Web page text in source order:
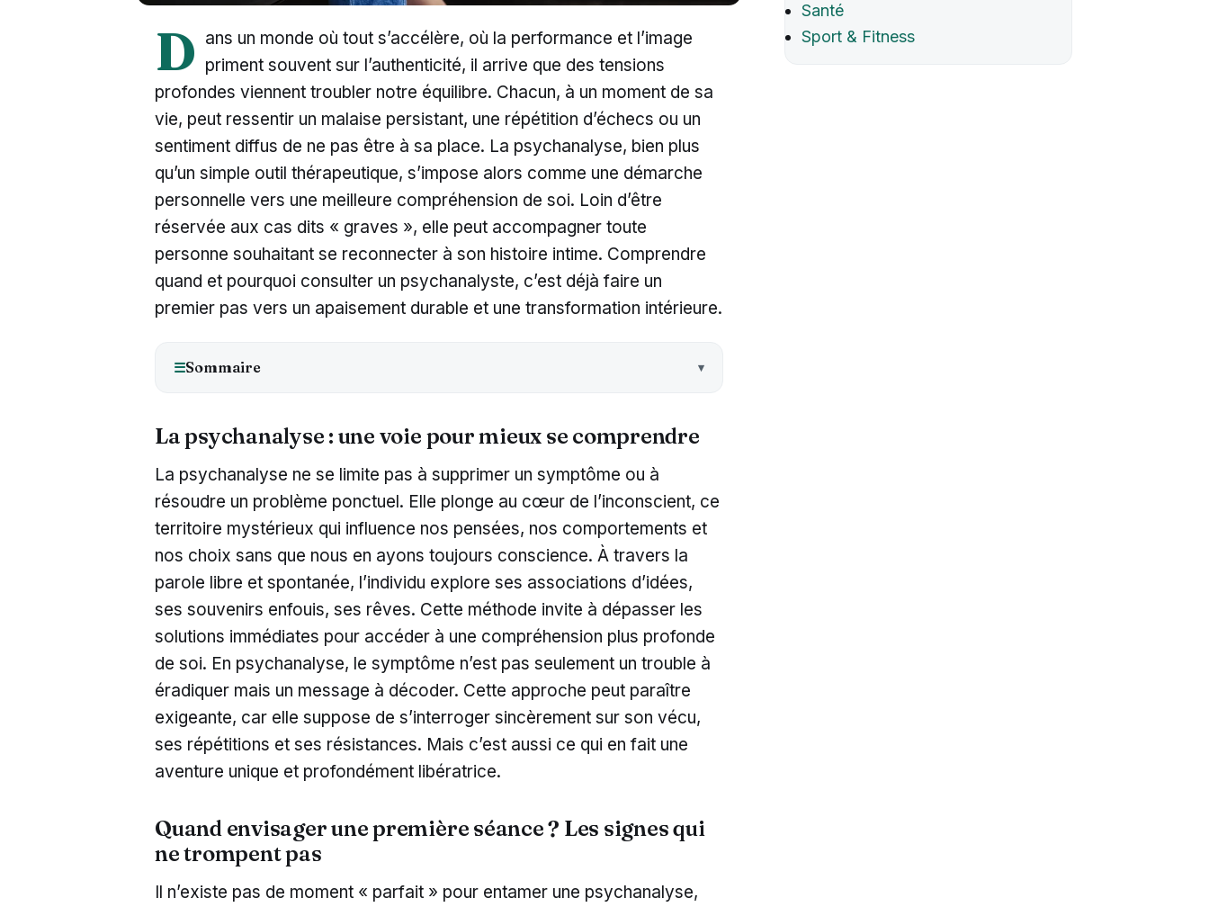
D ans un monde où tout s’accélère, où la performance et l’image
priment souvent sur l’authenticité, il arrive que des tensions
profondes viennent troubler notre équilibre. Chacun, à un moment de sa
vie, peut ressentir un malaise persistant, une répétition d’échecs ou un
sentiment diffus de ne pas être à sa place. La psychanalyse, bien plus
qu’un simple outil thérapeutique, s’impose alors comme une démarche
personnelle vers une meilleure compréhension de soi. Loin d’être
réservée aux cas dits « graves », elle peut accompagner toute
personne souhaitant se reconnecter à son histoire intime. Comprendre
quand et pourquoi consulter un psychanalyste, c’est déjà faire un
premier pas vers un apaisement durable et une transformation intérieure.
☰Sommaire
La psychanalyse : une voie pour mieux se comprendre
La psychanalyse ne se limite pas à supprimer un symptôme ou à
résoudre un problème ponctuel. Elle plonge au cœur de l’inconscient, ce
territoire mystérieux qui influence nos pensées, nos comportements et
nos choix sans que nous en ayons toujours conscience. À travers la
parole libre et spontanée, l’individu explore ses associations d’idées,
ses souvenirs enfouis, ses rêves. Cette méthode invite à dépasser les
solutions immédiates pour accéder à une compréhension plus profonde
de soi. En psychanalyse, le symptôme n’est pas seulement un trouble à
éradiquer mais un message à décoder. Cette approche peut paraître
exigeante, car elle suppose de s’interroger sincèrement sur son vécu,
ses répétitions et ses résistances. Mais c’est aussi ce qui en fait une
aventure unique et profondément libératrice.
Quand envisager une première séance ? Les signes qui
ne trompent pas
Il n’existe pas de moment « parfait » pour entamer une psychanalyse,
Santé
Sport & Fitness